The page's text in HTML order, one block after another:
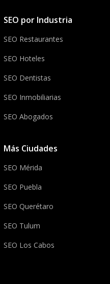
SEO por Industria
SEO Restaurantes
SEO Hoteles
SEO Dentistas
SEO Inmobiliarias
SEO Abogados
Más Ciudades
SEO Mérida
SEO Puebla
SEO Querétaro
SEO Tulum
SEO Los Cabos